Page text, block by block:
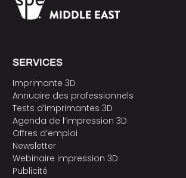
SERVICES
Imprimante 3D
Annuaire des professionnels
Tests d’imprimantes 3D
Agenda de l’impression 3D
Offres d’emploi
Newsletter
Webinaire impression 3D
Publicité